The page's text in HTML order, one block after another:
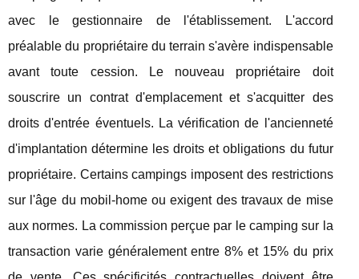
avec le gestionnaire de l'établissement. L'accord
préalable du propriétaire du terrain s'avère indispensable
avant toute cession. Le nouveau propriétaire doit
souscrire un contrat d'emplacement et s'acquitter des
droits d'entrée éventuels. La vérification de l'ancienneté
d'implantation détermine les droits et obligations du futur
propriétaire. Certains campings imposent des restrictions
sur l'âge du mobil-home ou exigent des travaux de mise
aux normes. La commission perçue par le camping sur la
transaction varie généralement entre 8% et 15% du prix